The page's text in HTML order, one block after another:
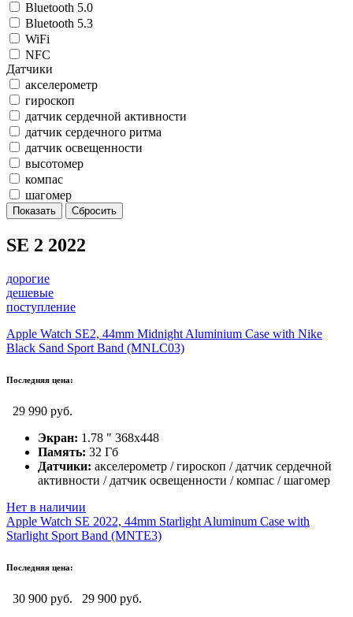
Bluetooth 5.0
Bluetooth 5.3
WiFi
NFC
Датчики
акселерометр
гироскоп
датчик сердечной активности
датчик сердечного ритма
датчик освещенности
высотомер
компас
шагомер
SE 2 2022
дорогие
дешевые
поступление
Apple Watch SE2, 44mm Midnight Aluminium Case with Nike
Black Sand Sport Band (MNLC03)
Последняя цена:
29 990 руб.
Экран: 1.78 " 368x448
Память: 32 Гб
Датчики: акселерометр / гироскоп / датчик сердечной
активности / датчик освещенности / компас / шагомер
Нет в наличии
Apple Watch SE 2022, 44mm Starlight Aluminum Case with
Starlight Sport Band (MNTE3)
Последняя цена:
30 900 руб.
29 900 руб.